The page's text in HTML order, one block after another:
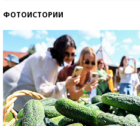
ФОТОИСТОРИИ